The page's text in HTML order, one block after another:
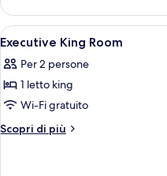
King
Room
Apri
tutte
le
foto
per
Executive
8
Executive King Room
Per 2 persone
1 letto king
Wi-Fi gratuito
Scopri di più
Altri